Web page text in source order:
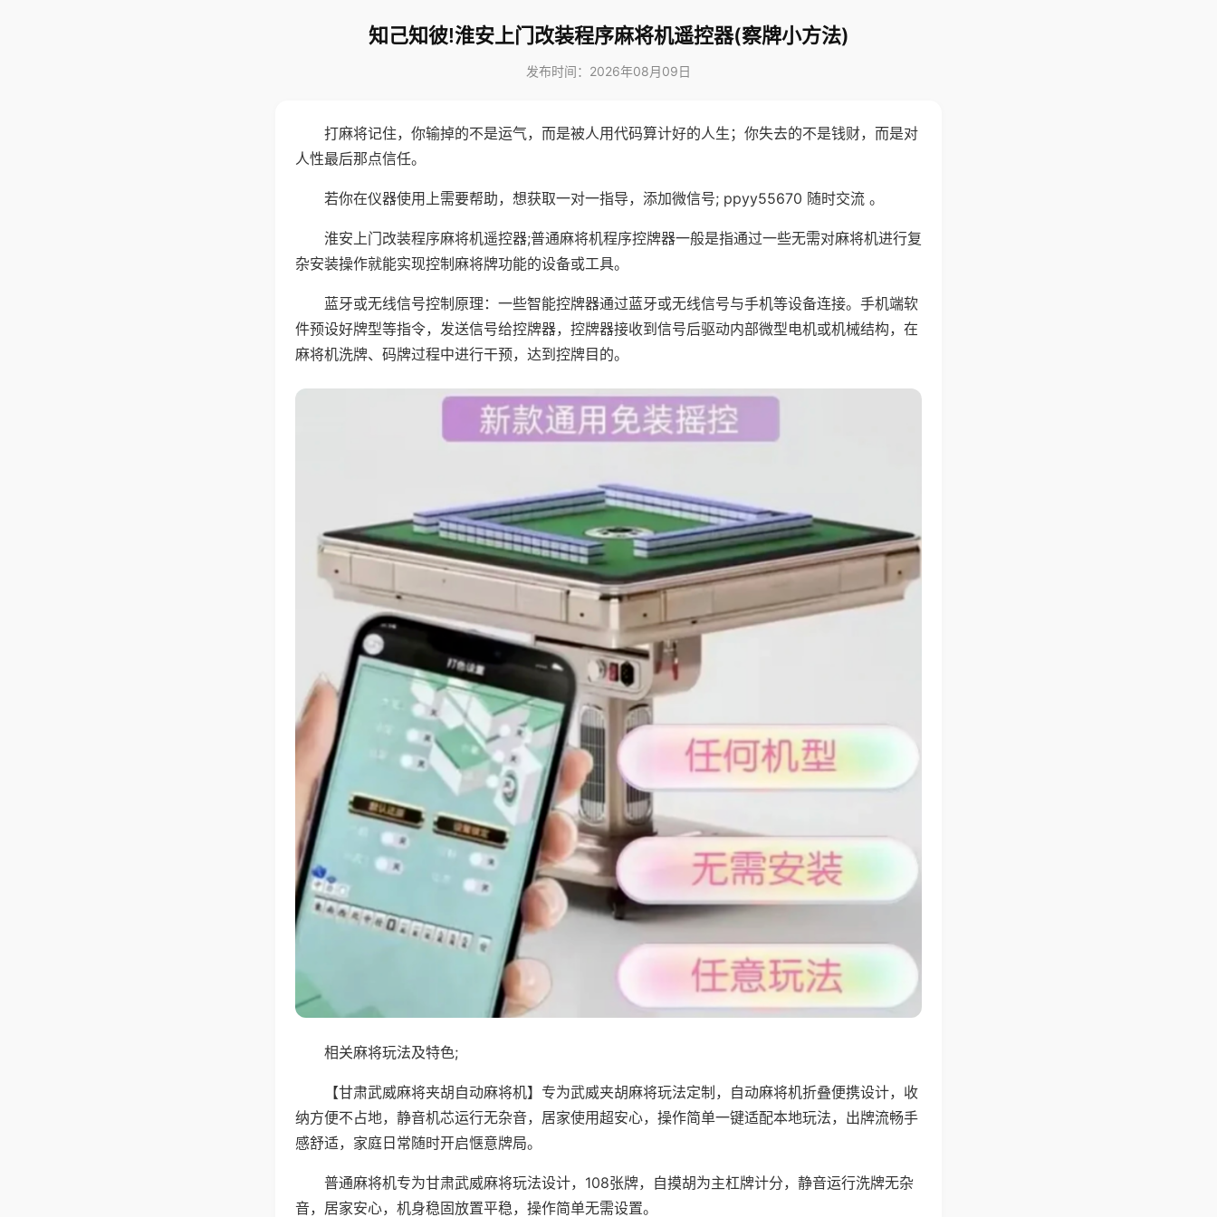
知己知彼!淮安上门改装程序麻将机遥控器(察牌小方法)
发布时间：2026年08月09日
打麻将记住，你输掉的不是运气，而是被人用代码算计好的人生；你失去的不是钱财，而是对
人性最后那点信任。
若你在仪器使用上需要帮助，想获取一对一指导，添加微信号; ppyy55670 随时交流 。
淮安上门改装程序麻将机遥控器;普通麻将机程序控牌器一般是指通过一些无需对麻将机进行复
杂安装操作就能实现控制麻将牌功能的设备或工具。
蓝牙或无线信号控制原理：一些智能控牌器通过蓝牙或无线信号与手机等设备连接。手机端软
件预设好牌型等指令，发送信号给控牌器，控牌器接收到信号后驱动内部微型电机或机械结构，在
麻将机洗牌、码牌过程中进行干预，达到控牌目的。
相关麻将玩法及特色;
【甘肃武威麻将夹胡自动麻将机】专为武威夹胡麻将玩法定制，自动麻将机折叠便携设计，收
纳方便不占地，静音机芯运行无杂音，居家使用超安心，操作简单一键适配本地玩法，出牌流畅手
感舒适，家庭日常随时开启惬意牌局。
普通麻将机专为甘肃武威麻将玩法设计，108张牌，自摸胡为主杠牌计分，静音运行洗牌无杂
音，居家安心，机身稳固放置平稳，操作简单无需设置。